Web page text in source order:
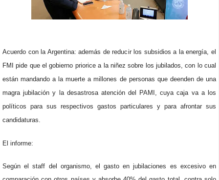
Acuerdo con la Argentina: además de reducir los subsidios a la energía, el
FMI pide que el gobierno priorice a la niñez sobre los jubilados, con lo cual
están mandando a la muerte a millones de personas que deenden de una
magra jubilación y la desastrosa atención del PAMI, cuya caja va a los
políticos para sus respectivos gastos particulares y para afrontar sus
candidaturas.
El informe:
Según el staff del organismo, el gasto en jubilaciones es excesivo en